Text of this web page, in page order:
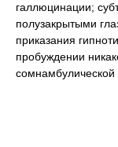
галлюцинации;
полузакрытыми
приказания
пробуждении
сомнамбулической